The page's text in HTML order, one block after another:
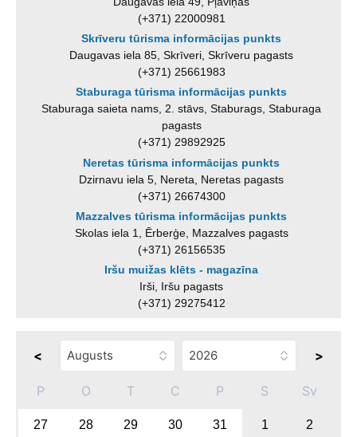
(+371) 22000981
Skrīveru tūrisma informācijas punkts
Daugavas iela 85, Skrīveri, Skrīveru pagasts
(+371) 25661983
Staburaga tūrisma informācijas punkts
Staburaga saieta nams, 2. stāvs, Staburags, Staburaga
pagasts
(+371) 29892925
Neretas tūrisma informācijas punkts
Dzirnavu iela 5, Nereta, Neretas pagasts
(+371) 26674300
Mazzalves tūrisma informācijas punkts
Skolas iela 1, Ērberģe, Mazzalves pagasts
(+371) 26156535
Iršu muižas klēts - magazīna
Irši, Iršu pagasts
(+371) 29275412
< >
P O T C P S Sv
27 28 29 30 31 1 2